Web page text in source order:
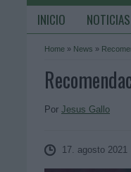
INICIO NOTICIAS
Home » News »
Por Jesus Gallo
17. agosto 2021